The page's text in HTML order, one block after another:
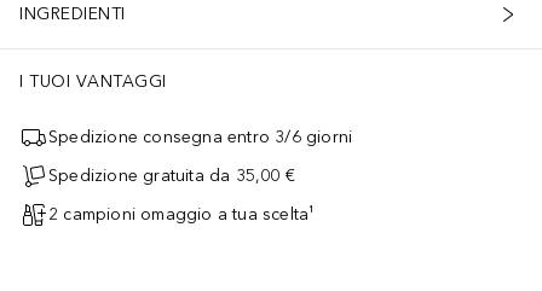
INGREDIENTI
I TUOI VANTAGGI
Spedizione consegna entro 3/6 giorni
Spedizione gratuita da 35,00 €
2 campioni omaggio a tua scelta¹